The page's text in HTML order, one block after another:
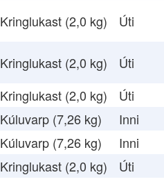
Kringlukast (2,0 kg) Úti
Kringlukast (2,0 kg)
Úti
Kringlukast (2,0 kg)
Úti
Kúluvarp (7,26 kg)
Inni
Kúluvarp (7,26 kg)
Inni
Kringlukast (2,0 kg)
Úti